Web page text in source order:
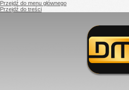
Przejdź do menu głównego
Przejdź do treści